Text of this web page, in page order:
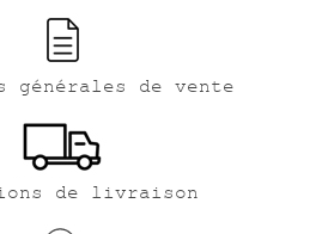
générales de vente
de livraison